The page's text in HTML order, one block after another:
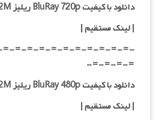
دانلود با کیفیت BluRay 720p ریلیز F2M
| لینک مستقیم|
=-=-=-=-=-=-=-=-=-=-
=-=-=-=-
دانلود با کیفیت BluRay 480p ریلیز F2M
| لینک مستقیم|